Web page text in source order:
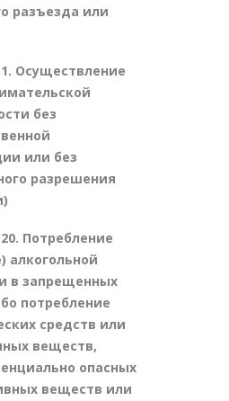
разъезда или
Осуществление
без
или без
разрешения
Потребление
алкогольной
в запрещенных
потребление
средств или
веществ,
опасных
веществ или